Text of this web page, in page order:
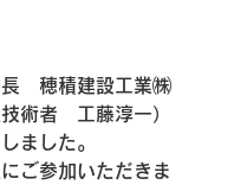
　穂積建設工業㈱
術者　工藤淳一）
ました。
ご参加いただきま